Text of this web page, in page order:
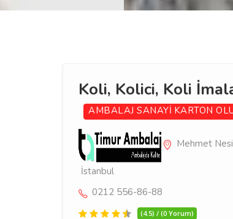
Koli, Kolici, Koli
AMBALAJ SANAYİ KARTON
Mehmet
İstanbul
0212 556-86-88
(4.5) / (0 Yorum)